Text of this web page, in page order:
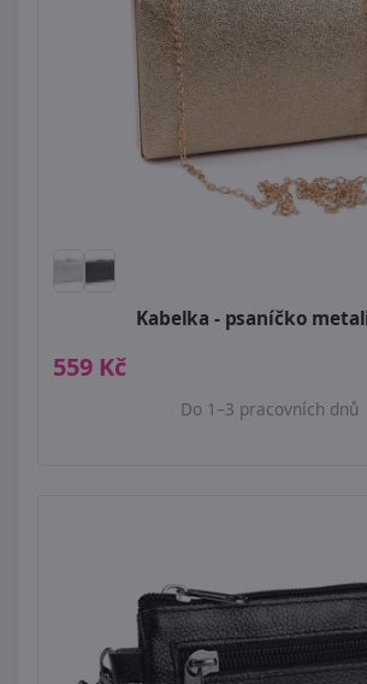
Kabelka - psaníčko
559 Kč
Do 1–3 pracovních dnů